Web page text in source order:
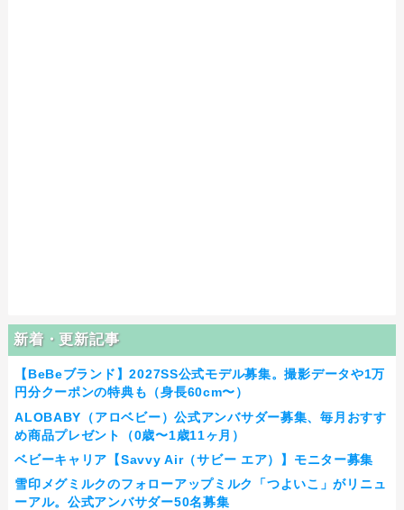
新着・更新記事
【BeBeブランド】2027SS公式モデル募集。撮影データや1万
円分クーポンの特典も（身長60cm〜）
ALOBABY（アロベビー）公式アンバサダー募集、毎月おすす
め商品プレゼント（0歳〜1歳11ヶ月）
ベビーキャリア【Savvy Air（サビー エア）】モニター募集
雪印メグミルクのフォローアップミルク「つよいこ」がリニュ
ーアル。公式アンバサダー50名募集